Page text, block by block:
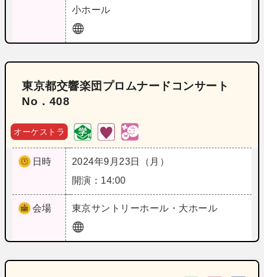
小ホール
東京都交響楽団プロムナードコンサート
No．408
オーケストラ
日時
2024年9月23日（月）
開演：14:00
会場 東京サントリーホール・大ホール